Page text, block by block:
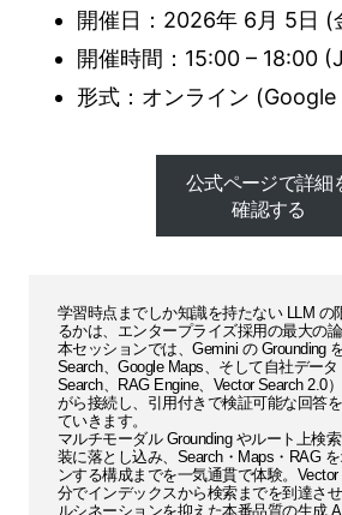
開催日：2026年 6月 5日 (
開催時間：15:00 – 18:00
形式：オンライン
公式ページで詳細
確認する
学習時点までしか知識を持たない LLM の
るかは、エンタープライズ採用の最大の論
本セッションでは、Gemini の Grounding
Search、Google Maps、そして自社デー
Search、RAG Engine、Vector Search 2.0
がら接続し、引用付きで検証可能な回答
ていきます。
マルチモーダル Grounding やルート上検
装に落とし込み、Search・Maps・RAG
ンする構成までを一気通貫で体験。
分でインデックスから検索までを到達さ
ルシネーションを抑えた本番品質の生成